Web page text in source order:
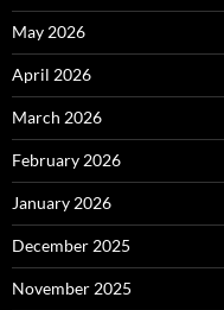
May 2026
April 2026
March 2026
February 2026
January 2026
December 2025
November 2025